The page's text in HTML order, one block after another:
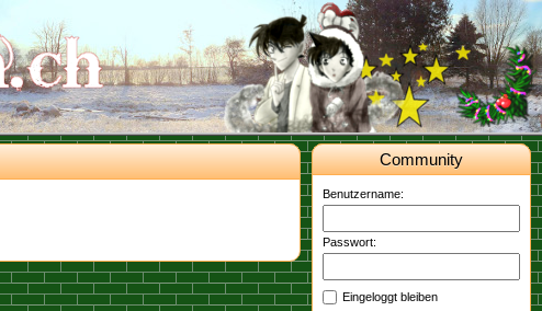
Community
Benutzername:
Passwort:
Eingeloggt bleiben